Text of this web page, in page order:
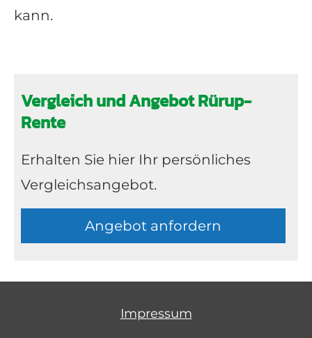
kann.
Vergleich und Angebot Rürup-
Rente
Erhalten Sie hier Ihr persönliches
Vergleichsangebot.
An­ge­bot an­for­dern
Impressum